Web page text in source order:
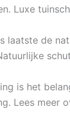
Luxe
laatste de
is het
Lees meer